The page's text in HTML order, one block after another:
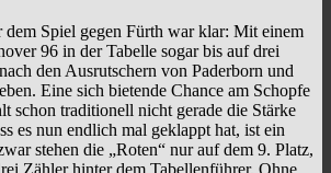
dem Spiel gegen Fürth war klar: Mit einem
96 in der Tabelle sogar bis auf drei
den Ausrutschern von Paderborn und
Eine sich bietende Chance am Schopfe
schon traditionell nicht gerade die Stärke
es nun endlich mal geklappt hat, ist ein
stehen die „Roten“ nur auf dem 9. Platz,